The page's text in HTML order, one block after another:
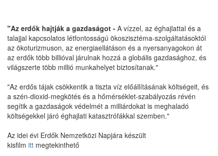
"Az erdők hajtják a gazdaságot - A vízzel, az éghajlattal és a
talajjal kapcsolatos létfontosságú ökoszisztéma-szolgáltatásoktól
az ökoturizmuson, az energiaellátáson és a nyersanyagokon át
az erdők több billióval járulnak hozzá a globális gazdasághoz, és
világszerte több millió munkahelyet biztosítanak."
"Az erdős tájak csökkentik a tiszta víz előállításának költségeit, és
a szén-dioxid-megkötés és a hőmérséklet-szabályozás révén
segítik a gazdaságok védelmét a milliárdokat is meghaladó
költségekkel járó éghajlati katasztrófákkal szemben."
Az idei évi Erdők Nemzetközi Napjára készült
kisfilm itt megtekinthető